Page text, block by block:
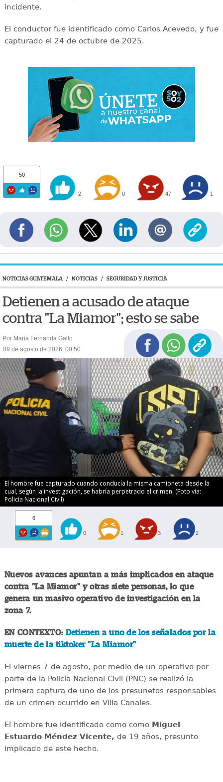
incidente.
El conductor fue identificado como Carlos Acevedo, y fue
capturado el 24 de octubre de 2025.
50
2 0 47 1
NOTICIAS GUATEMALA / NOTICIAS / SEGURIDAD Y JUSTICIA
Detienen a acusado de ataque
contra "La Miamor"; esto se sabe
Por Maria Fernanda Gallo
09 de agosto de 2026, 00:50
El hombre fue capturado cuando conducía la misma camioneta desde la
cual, según la investigación, se habría perpetrado el crimen. (Foto vía:
Policía Nacional Civil)
6
0 1 3 2
Nuevos avances apuntan a más implicados en ataque
contra "La Miamor" y otras siete personas, lo que
genera un masivo operativo de investigación en la
zona 7.
EN CONTEXTO: Detienen a uno de los señalados por la
muerte de la tiktoker "La Miamor"
El viernes 7 de agosto, por medio de un operativo por
parte de la Policía Nacional Civil (PNC) se realizó la
primera captura de uno de los presunetos responsables
de un crimen ocurrido en Villa Canales.
El hombre fue identificado como comoMiguel
Estuardo Méndez Vicente, de 19 años, presunto
implicado de este hecho.